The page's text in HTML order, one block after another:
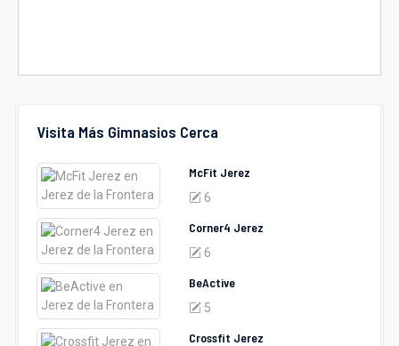
Visita Más Gimnasios Cerca
McFit Jerez
6
Corner4 Jerez
6
BeActive
5
Crossfit Jerez